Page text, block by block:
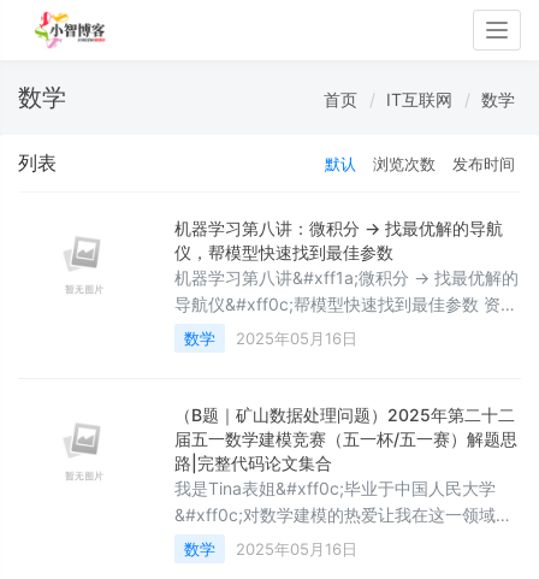
数学 首页 IT互联网 数学
列表 默认 浏览次数 发布时间
机器学习第八讲：微积分 → 找最优解的导航
仪，帮模型快速找到最佳参数
机器学习第八讲&#xff1a;微积分 → 找最优解的
导航仪&#xff0c;帮模型快速找到最佳参数 资料
取自《零基础学机器学习》。 查看总目录
&#xff1a;学习大纲关于DeepSeek本地部署指
&#xff1a;DeepSeek R1本地与线上满血版部署
&#xff1a;超详细手把手指南 一、爬山GPS导航
仪比喻 &#x1f9ed;&#xff08;教材第八章引入案
例1&#xf
数学 2025年05月16日
（B题｜矿山数据处理问题）2025年第二十二
届五一数学建模竞赛（五一杯/五一赛）解题思
路|完整代码论文集合
我是Tina表姐&#xff0c;毕业于中国人民大学
&#xff0c;对数学建模的热爱让我在这一领域深
耕多年。我的建模思路已经帮助了百余位学习
者和参赛者在数学建模的道路上取得了显著的
数学 2025年05月16日